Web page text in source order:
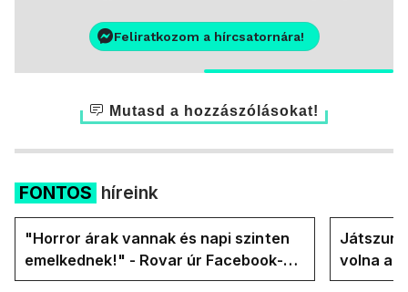
Feliratkozom a hírcsatornára!
Mutasd a hozzászólásokat!
FONTOS híreink
"Horror árak vannak és napi szinten
emelkednek!" - Rovar úr Facebook-
oldalán lázadnak a Tiszások
volna az